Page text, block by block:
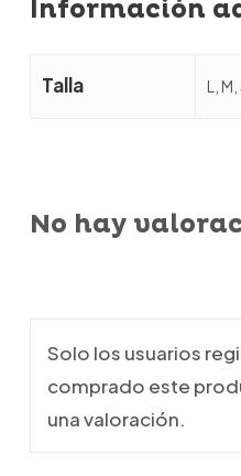
Información
Talla L, M,
No hay
Solo los usuarios
comprado este
una valoración.